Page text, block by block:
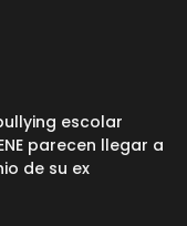
escolar
parecen llegar a
de su ex